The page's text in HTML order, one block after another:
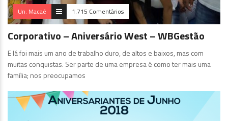
Un. Macaé 1.715 Comentários
Corporativo – Aniversário West – WBGestão
E lá foi mais um ano de trabalho duro, de altos e baixos, mas com
muitas conquistas. Ser parte de uma empresa é como ter mais uma
família; nos preocupamos